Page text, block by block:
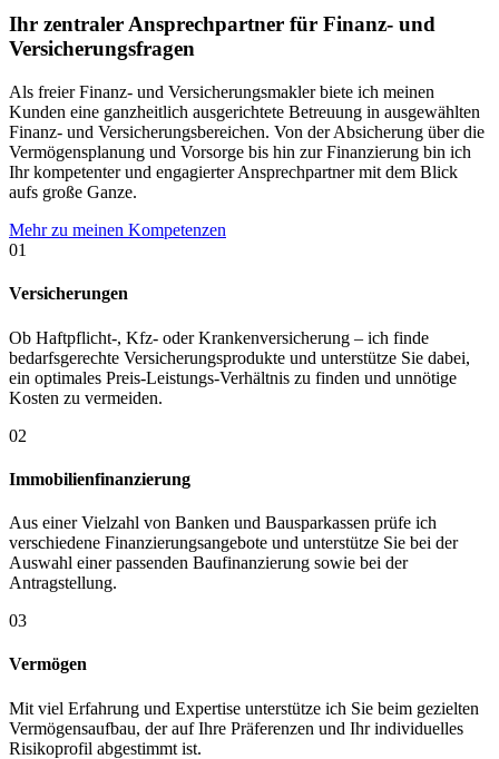
Ihr zentraler Ansprechpartner für Finanz- und
Versicherungsfragen
Als freier Finanz- und Versicherungsmakler biete ich meinen
Kunden eine ganzheitlich ausgerichtete Betreuung in ausgewählten
Finanz- und Versicherungsbereichen. Von der Absicherung über die
Vermögensplanung und Vorsorge bis hin zur Finanzierung bin ich
Ihr kompetenter und engagierter Ansprechpartner mit dem Blick
aufs große Ganze.
Mehr zu meinen Kompetenzen
01
Versicherungen
Ob Haftpflicht-, Kfz- oder Krankenversicherung – ich finde
bedarfsgerechte Versicherungsprodukte und unterstütze Sie dabei,
ein optimales Preis-Leistungs-Verhältnis zu finden und unnötige
Kosten zu vermeiden.
02
Immobilienfinanzierung
Aus einer Vielzahl von Banken und Bausparkassen prüfe ich
verschiedene Finanzierungsangebote und unterstütze Sie bei der
Auswahl einer passenden Baufinanzierung sowie bei der
Antragstellung.
03
Vermögen
Mit viel Erfahrung und Expertise unterstütze ich Sie beim gezielten
Vermögensaufbau, der auf Ihre Präferenzen und Ihr individuelles
Risikoprofil abgestimmt ist.